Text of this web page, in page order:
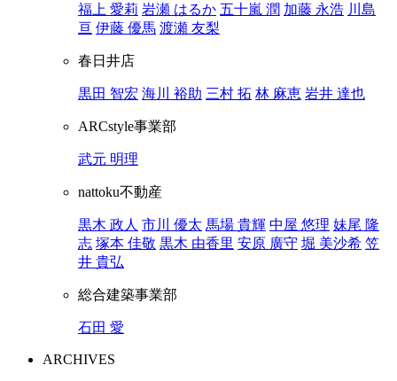
福上 愛莉 岩瀬 はるか 五十嵐 潤 加藤 永浩 川島
亘 伊藤 優馬 渡瀬 友梨
春日井店
黒田 智宏 海川 裕助 三村 拓 林 麻恵 岩井 達也
ARCstyle事業部
武元 明理
nattoku不動産
黒木 政人 市川 優太 馬場 貴輝 中屋 悠理 妹尾 隆
志 塚本 佳敬 黒木 由香里 安原 廣守 堀 美沙希 笠
井 貴弘
総合建築事業部
石田 愛
ARCHIVES